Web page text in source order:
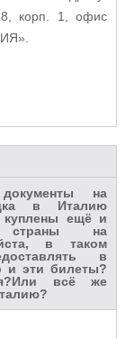
корп. 1, офис
на
в Италию
куплены ещё и
на
в таком
в
и эти билеты?
всё же